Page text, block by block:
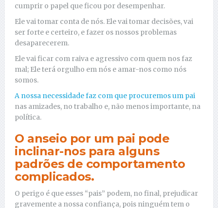
cumprir o papel que ficou por desempenhar.
Ele vai tomar conta de nós. Ele vai tomar decisões, vai
ser forte e certeiro, e fazer os nossos problemas
desaparecerem.
Ele vai ficar com raiva e agressivo com quem nos faz
mal; Ele terá orgulho em nós e amar-nos como nós
somos.
A nossa necessidade faz com que procuremos um pai
nas amizades, no trabalho e, não menos importante, na
política.
O anseio por um pai pode
inclinar-nos para alguns
padrões de comportamento
complicados.
O perigo é que esses “pais” podem, no final, prejudicar
gravemente a nossa confiança, pois ninguém tem o